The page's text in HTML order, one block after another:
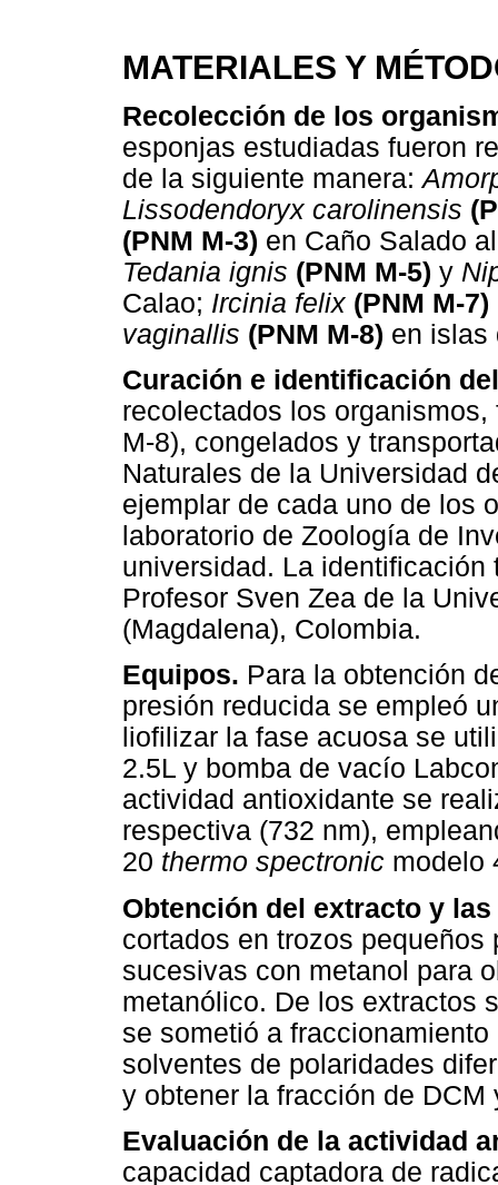
MATERIALES Y
Recolección de los
esponjas estudiadas fueron
de la siguiente manera:
Lissodendoryx carolinensis
(PNM M-3) en Caño Salado
Tedania ignis (PNM M-5) y
Calao; Ircinia felix (PNM M-7)
vaginallis (PNM M-8) en islas
Curación e identificación
recolectados los
M-8), congelados y
Naturales de la Universidad
ejemplar de cada uno de los
laboratorio de Zoología de
universidad. La
Profesor Sven Zea de la
(Magdalena), Colombia.
Equipos. Para la obtención
presión reducida se empleó
liofilizar la fase acuosa se
2.5L y bomba de vacío
actividad antioxidante se
respectiva (732 nm),
20 thermo spectronic modelo
Obtención del extracto y
cortados en trozos
sucesivas con metanol para
metanólico. De los extractos
se sometió a
solventes de polaridades
y obtener la fracción de
Evaluación de la actividad
capacidad captadora de